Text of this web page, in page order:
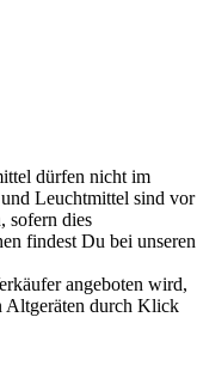
dürfen nicht im
Leuchtmittel sind vor
sofern dies
findest Du bei unseren
angeboten wird,
Altgeräten durch Klick